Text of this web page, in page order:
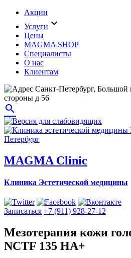
Акции
Услуги expand_more
Цены
MAGMA SHOP
Специалисты
О нас
Клиентам
Санкт-Петербург, Большой
стороны д 56
search
MAGMA Clinic
Клиника Эстетической медицины
Записаться +7 (911) 928-27-12
Мезотерапия кожи
NCTF 135 HA+